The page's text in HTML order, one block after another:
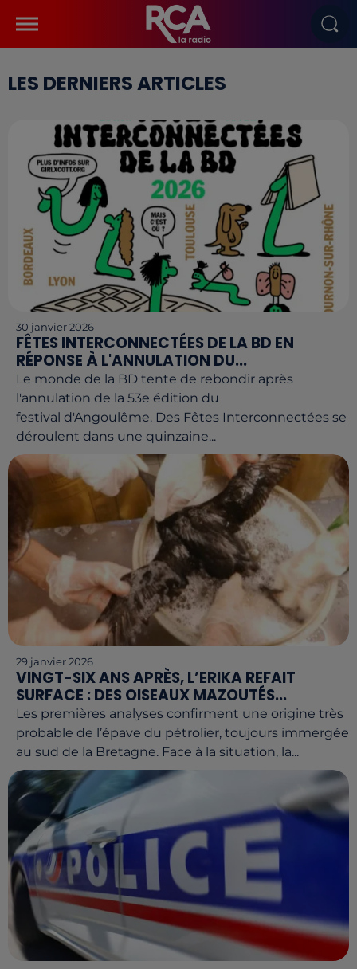
LES DERNIERS ARTICLES
30 janvier 2026
FÊTES INTERCONNECTÉES DE LA BD EN
RÉPONSE À L'ANNULATION DU...
Le monde de la BD tente de rebondir après
l'annulation de la 53e édition du
festival d'Angoulême. Des Fêtes Interconnectées se
déroulent dans une quinzaine...
29 janvier 2026
VINGT-SIX ANS APRÈS, L’ERIKA REFAIT
SURFACE : DES OISEAUX MAZOUTÉS...
Les premières analyses confirment une origine très
probable de l’épave du pétrolier, toujours immergée
au sud de la Bretagne. Face à la situation, la...